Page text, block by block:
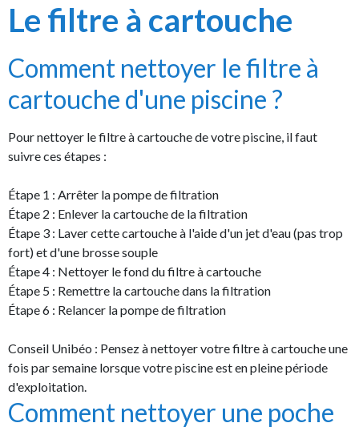
Le filtre à cartouche
Comment nettoyer le filtre à
cartouche d'une piscine ?
Pour nettoyer le filtre à cartouche de votre piscine, il faut
suivre ces étapes :
Étape 1 : Arrêter la pompe de filtration
Étape 2 : Enlever la cartouche de la filtration
Étape 3 : Laver cette cartouche à l'aide d'un jet d'eau (pas trop
fort) et d'une brosse souple
Étape 4 : Nettoyer le fond du filtre à cartouche
Étape 5 : Remettre la cartouche dans la filtration
Étape 6 : Relancer la pompe de filtration
Conseil Unibéo : Pensez à nettoyer votre filtre à cartouche une
fois par semaine lorsque votre piscine est en pleine période
d'exploitation.
Comment nettoyer une poche